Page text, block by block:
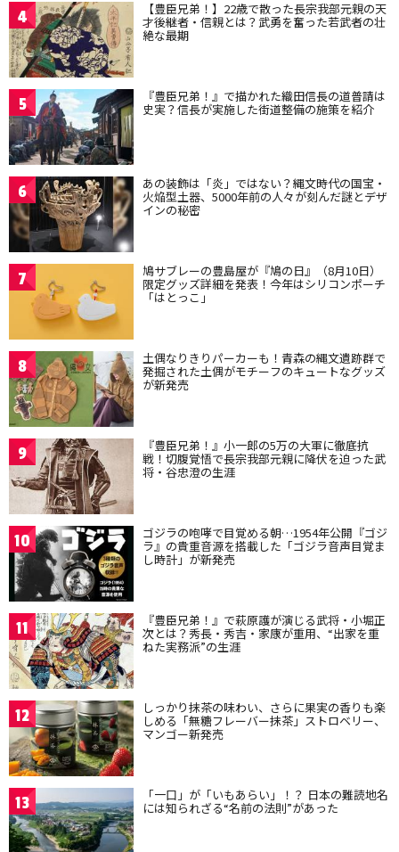
4 【豊臣兄弟！】22歳で散った長宗我部元親の天
才後継者・信親とは？武勇を奮った若武者の壮
絶な最期
5 『豊臣兄弟！』で描かれた織田信長の道普請は
史実？信長が実施した街道整備の施策を紹介
6 あの装飾は「炎」ではない？縄文時代の国宝・
火焔型土器、5000年前の人々が刻んだ謎とデザ
インの秘密
7 鳩サブレーの豊島屋が『鳩の日』（8月10日）
限定グッズ詳細を発表！今年はシリコンポーチ
「はとっこ」
8 土偶なりきりパーカーも！青森の縄文遺跡群で
発掘された土偶がモチーフのキュートなグッズ
が新発売
9 『豊臣兄弟！』小一郎の5万の大軍に徹底抗
戦！切腹覚悟で長宗我部元親に降伏を迫った武
将・谷忠澄の生涯
10 ゴジラの咆哮で目覚める朝…1954年公開『ゴジ
ラ』の貴重音源を搭載した「ゴジラ音声目覚ま
し時計」が新発売
11 『豊臣兄弟！』で萩原護が演じる武将・小堀正
次とは？秀長・秀吉・家康が重用、“出家を重
ねた実務派”の生涯
12 しっかり抹茶の味わい、さらに果実の香りも楽
しめる「無糖フレーバー抹茶」ストロベリー、
マンゴー新発売
13 「一口」が「いもあらい」！？ 日本の難読地名
には知られざる“名前の法則”があった